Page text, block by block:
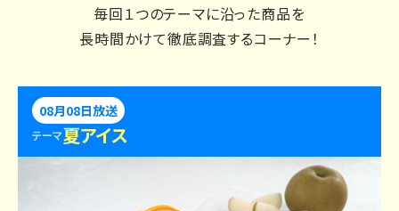
毎回１つのテーマに沿った商品を
長時間かけて徹底調査するコーナー！
08月08日放送
テーマ夏アイス